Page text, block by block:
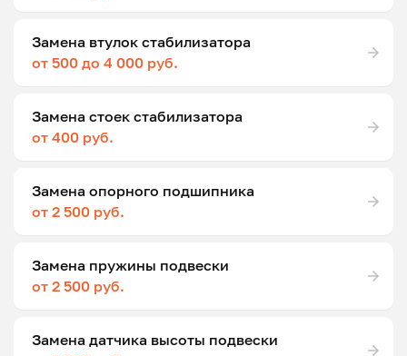
Замена втулок стабилизатора
от 500 до 4 000 руб.
Замена стоек стабилизатора
от 400 руб.
Замена опорного подшипника
от 2 500 руб.
Замена пружины подвески
от 2 500 руб.
Замена датчика высоты подвески